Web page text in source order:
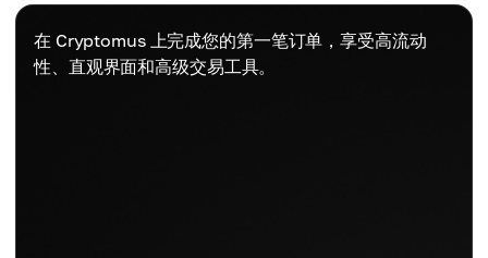
在 Cryptomus 上完成您的第一笔订单，享受高流动
性、直观界面和高级交易工具。